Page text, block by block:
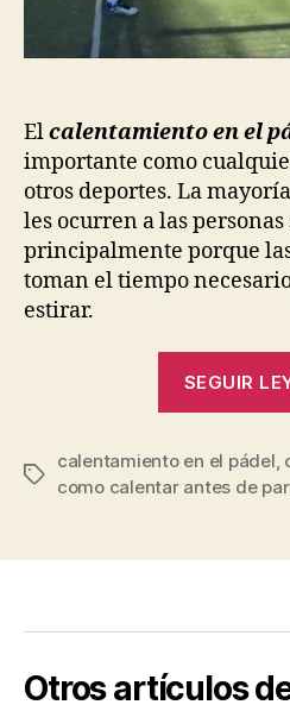
Elcalentamiento en el
importante como
otros deportes. La
les ocurren a las personas
principalmente porque
toman el tiempo
estirar.
SEGUIR
Etiquetas
calentamiento en el pádel,
como calentar antes de
Otros artículos